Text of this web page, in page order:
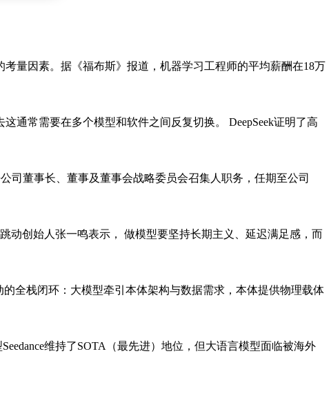
量因素。据《福布斯》报道，机器学习工程师的平均薪酬在18万
通常需要在多个模型和软件之间反复切换。 DeepSeek证明了高
司董事长、董事及董事会战略委员会召集人职务，任期至公司
动创始人张一鸣表示， 做模型要坚持长期主义、延迟满足感，而
全栈闭环：大模型牵引本体架构与数据需求，本体提供物理载体
维持了SOTA（最先进）地位，但大语言模型面临被海外